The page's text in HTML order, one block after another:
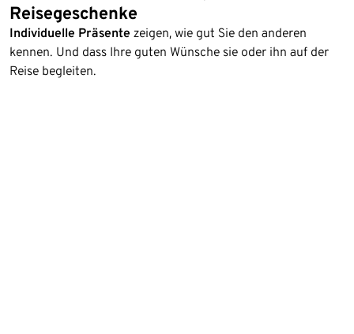
Reisegeschenke
Individuelle Präsente zeigen, wie gut Sie den anderen
kennen. Und dass Ihre guten Wünsche sie oder ihn auf der
Reise begleiten.